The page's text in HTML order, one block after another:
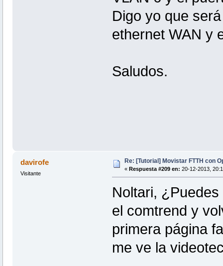
Digo yo que
ethernet WAN y
Saludos.
davirofe
Visitante
Re: [Tutorial] Movistar FTTH con
« Respuesta #209 en: 20-12-2013,
Noltari,
el comtrend y
primera página
me ve la